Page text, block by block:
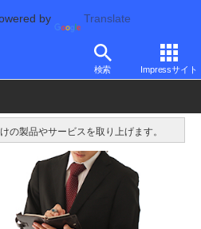
by Translate
検索 Impressサイト
他ソフト/アプリ 新バージョン
の製品やサービスを取り上げます。